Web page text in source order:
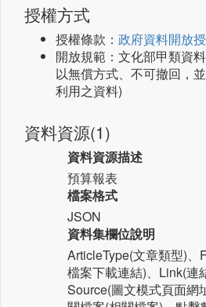
授權方式
授權條款： 政府資料開放
開放規範：文化部甲類資
以無償方式、不可撤回，
利用之資料)
資料資源(1)
資料資源描述
預算報表
檔案格式
JSON
資料集欄位說明
ArticleType(文章類型)
檔案下載連結)、Link(連
Source(圖文模式頁面網